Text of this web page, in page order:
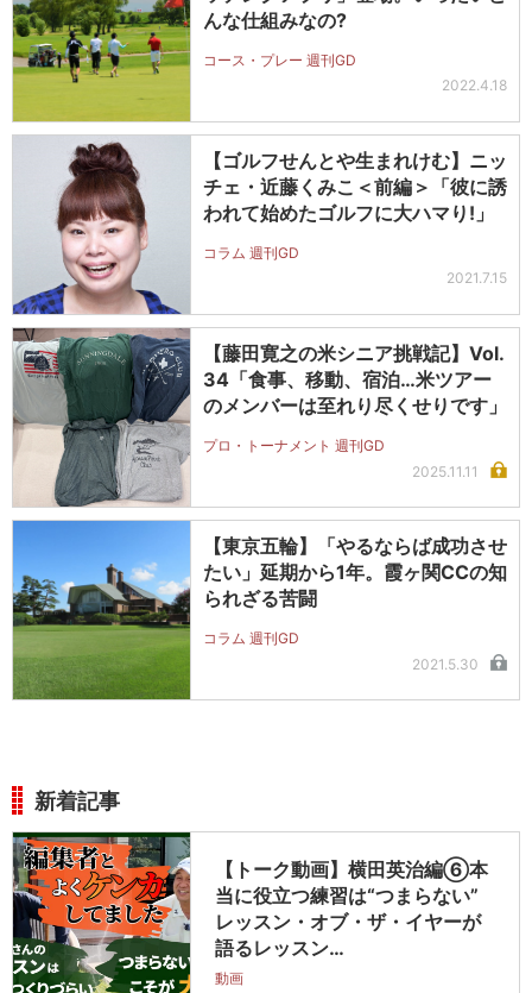
んな仕組みなの?
コース・プレー 週刊GD
2022.4.18
【ゴルフせんとや生まれけむ】ニッ
チェ・近藤くみこ＜前編＞「彼に誘
われて始めたゴルフに大ハマり!」
コラム 週刊GD
2021.7.15
【藤田寛之の米シニア挑戦記】Vol.
34「食事、移動、宿泊…米ツアー
のメンバーは至れり尽くせりです」
プロ・トーナメント 週刊GD
2025.11.11
【東京五輪】「やるならば成功させ
たい」延期から1年。霞ヶ関CCの知
られざる苦闘
コラム 週刊GD
2021.5.30
新着記事
【トーク動画】横田英治編⑥本
当に役立つ練習は“つまらない”
レッスン・オブ・ザ・イヤーが
語るレッスン…
動画